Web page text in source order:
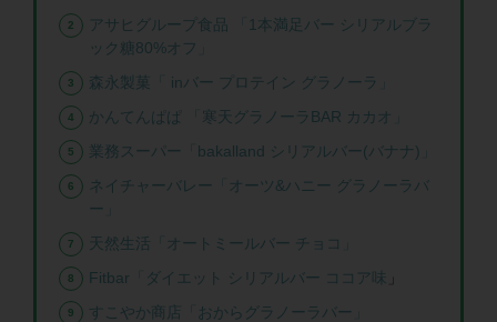
アサヒグループ食品 「1本満足バー シリアルブラ
ック糖80%オフ」
森永製菓「 inバー プロテイン グラノーラ」
かんてんぱぱ 「寒天グラノーラBAR カカオ」
業務スーパー「bakalland シリアルバー(バナナ)」
ネイチャーバレー「オーツ&ハニー グラノーラバ
ー」
天然生活「オートミールバー チョコ」
Fitbar「ダイエット シリアルバー ココア味
すこやか商店「おからグラノーラバー」